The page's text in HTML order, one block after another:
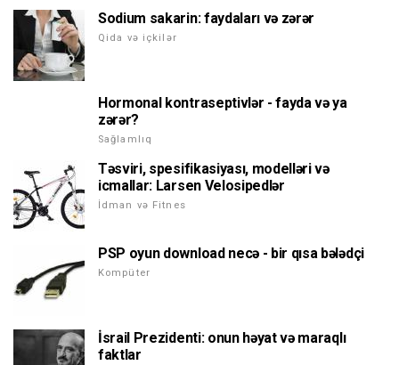
Sodium sakarin: faydaları və zərər
Qida və içkilər
Hormonal kontraseptivlər - fayda və ya
zərər?
Sağlamlıq
Təsviri, spesifikasiyası, modelləri və
icmallar: Larsen Velosipedlər
İdman və Fitnes
PSP oyun download necə - bir qısa bələdçi
Kompüter
İsrail Prezidenti: onun həyat və maraqlı
faktlar